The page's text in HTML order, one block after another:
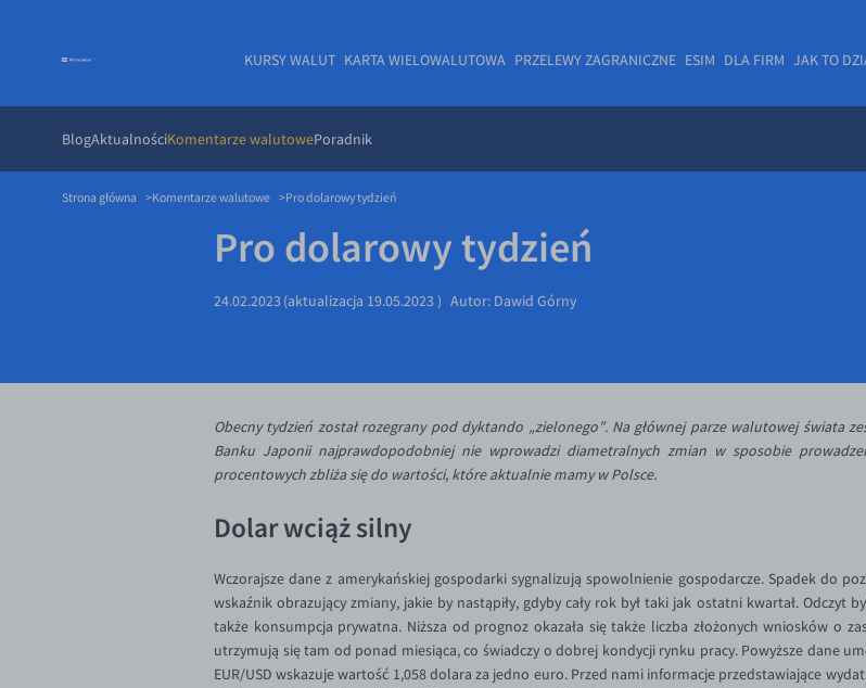
KURSY WALUT KARTA WIELOWALUTOWA PRZELEWY ZAGRANICZNE ESIM DLA FIRM JAK TO
BlogAktualnościKomentarze walutowePoradnik
Strona główna Komentarze walutowe Pro dolarowy tydzień
Pro dolarowy tydzień
24.02.2023 (aktualizacja 19.05.2023 ) Autor: Dawid Górny
Obecny tydzień został rozegrany pod dyktando „zielonego”. Na głównej parze walutowej świata
Banku Japonii najprawdopodobniej nie wprowadzi diametralnych zmian w sposobie
procentowych zbliża się do wartości, które aktualnie mamy w Polsce.
Dolar wciąż silny
Wczorajsze dane z amerykańskiej gospodarki sygnalizują spowolnienie gospodarcze. Spadek do
wskaźnik obrazujący zmiany, jakie by nastąpiły, gdyby cały rok był taki jak ostatni kwartał. Odczyt
także konsumpcja prywatna. Niższa od prognoz okazała się także liczba złożonych wniosków o
utrzymują się tam od ponad miesiąca, co świadczy o dobrej kondycji rynku pracy. Powyższe dane
EUR/USD wskazuje wartość 1,058 dolara za jedno euro. Przed nami informacje przedstawiające